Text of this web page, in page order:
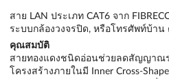
สาย LAN ประเภท CAT6 จาก
ระบบกล้องวงจรปิด, หรือโทรศัพท์บ้า
คุณสมบัติ
สายทองแดงชนิดอ่อนช่วยลดสัญญาณร
โครงสร้างภายในมี Inner Cross-